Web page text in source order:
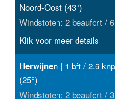
Noord-Oost (43°)
Windstoten: 2 beaufort /
Klik voor meer details
Herwijnen | 1 bft / 2.6
(25°)
Windstoten: 2 beaufort /